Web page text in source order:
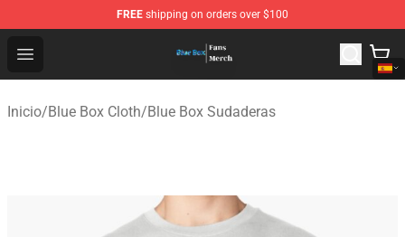
FREE shipping on orders over $100
Open menu
Blue Box Store - Official Blue Box Merchandise Shop
Inicio/Blue Box Cloth/Blue Box Sudaderas